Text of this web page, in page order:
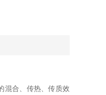
混合、传热、传质效